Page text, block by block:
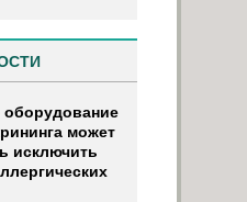
оборудование
может
исключить